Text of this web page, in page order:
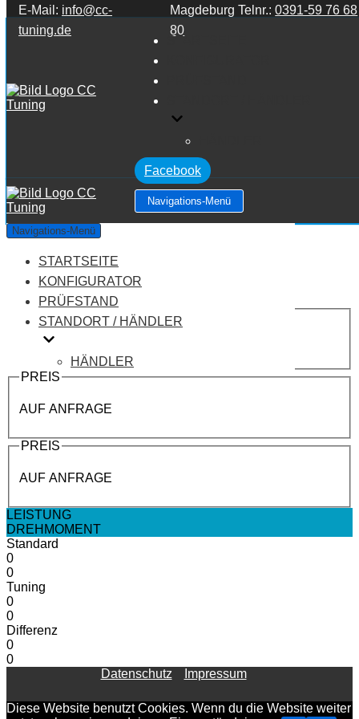
Zum Inhalt springen
E-Mail: info@cc-
tuning.de
Magdeburg Telnr.:0391-59 76 68
80
STARTSEITE
Facebook
Navigations-Menü
Navigations-Menü
STARTSEITE
KONFIGURATOR
PRÜFSTAND
STANDORT / HÄNDLER
HÄNDLER
MAN M2000 EVO X.364
Leistung:310 PS
Drehmoment: 1400 NM
Motortyp:Diesel
PREIS
AUF ANFRAGE
PREIS
AUF ANFRAGE
PREIS
AUF ANFRAGE
LEISTUNG
DREHMOMENT
Standard
0
0
Tuning
0
0
Differenz
0
0
Datenschutz
Impressum
Diese Website benutzt Cookies. Wenn du die Website weiter